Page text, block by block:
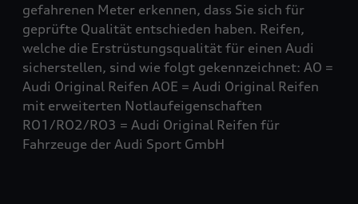
gefahrenen Meter erkennen, dass Sie sich für
geprüfte Qualität entschieden haben. Reifen,
welche die Erstrüstungsqualität für einen Audi
sicherstellen, sind wie folgt gekennzeichnet: AO =
Audi Original Reifen AOE = Audi Original Reifen
mit erweiterten Notlaufeigenschaften
RO1/RO2/RO3 = Audi Original Reifen für
Fahrzeuge der Audi Sport GmbH